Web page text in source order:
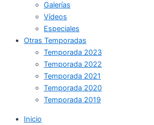
Galerías
Vídeos
Especiales
Otras Temporadas
Temporada 2023
Temporada 2022
Temporada 2021
Temporada 2020
Temporada 2019
Inicio